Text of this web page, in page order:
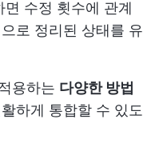
면 수정 횟수에 관계
로 정리된 상태를 유
용하는 다양한 방법
하게 통합할 수 있도